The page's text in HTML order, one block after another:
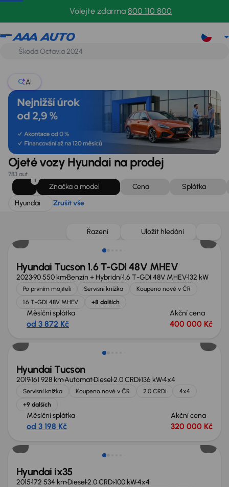
Volejte zdarma 800 110 800
Hyundai
AI
Ojeté vozy Hyundai na prodej
783 aut
1
Značka a model Cena
Splátka
Hyundai
Zrušit vše
Řazení Uložit hledání
Možnost odpočtu DPH
Hyundai Tucson 1.6 T-GDI 48V MHEV
202390 550 kmBenzín + Hybridní1.6 T-GDI 48V MHEV132 kW
Po prvním majiteli Servisní knížka
Koupeno nové v ČR
1.6 T-GDI 48V MHEV
+8 dalších
Měsíční splátka
od 3 872 Kč
Akční cena
400 000 Kč
Zlevněno o 10 000 Kč
Hyundai Tucson
2019161 928 kmAutomatDiesel2.0 CRDi136 kW4x4
Servisní knížka Koupeno nové v ČR 2.0 CRDi
4x4
+9 dalších
Měsíční splátka
od 3 198 Kč
Akční cena
320 000 Kč
Hyundai ix35
2015172 534 kmDiesel2.0 CRDi100 kW4x4